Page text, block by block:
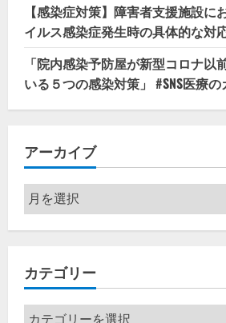
【感染症対策】障害者支援施設に
イルス感染症発生時の具体的な対
「院内感染予防屋が新型コロナ以
いる５つの感染対策」 #SNS医療の
アーカイブ
ア
ー
カ
ブ
カテゴリー
カ